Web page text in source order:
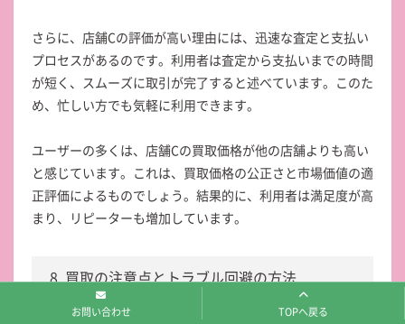
さらに、店舗Cの評価が高い理由には、迅速な査定と支払い
プロセスがあるのです。利用者は査定から支払いまでの時間
が短く、スムーズに取引が完了すると述べています。このた
め、忙しい方でも気軽に利用できます。
ユーザーの多くは、店舗Cの買取価格が他の店舗よりも高い
と感じています。これは、買取価格の公正さと市場価値の適
正評価によるものでしょう。結果的に、利用者は満足度が高
まり、リピーターも増加しています。
8. 買取の注意点とトラブル回避の方法
お問い合わせ TOPへ戻る